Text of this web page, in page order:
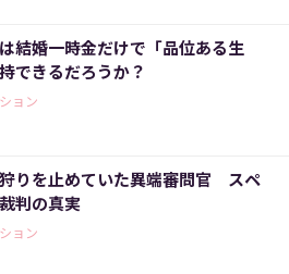
結婚一時金だけで「品位ある生
できるだろうか？
ョン
りを止めていた異端審問官 スペ
判の真実
ョン